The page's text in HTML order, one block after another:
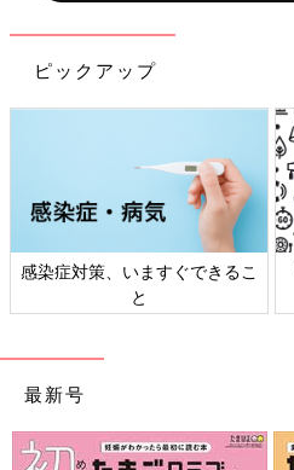
ピックアップ
感染症対策、いますぐできるこ
と
最新号